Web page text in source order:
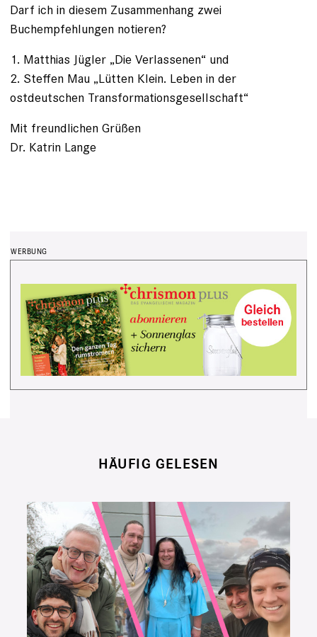
Darf ich in diesem Zusammenhang zwei
Buchempfehlungen notieren?
1. Matthias Jügler „Die Verlassenen“ und
2. Steffen Mau „Lütten Klein. Leben in der
ostdeutschen Transformationsgesellschaft“
Mit freundlichen Grüßen
Dr. Katrin Lange
HÄUFIG GELESEN